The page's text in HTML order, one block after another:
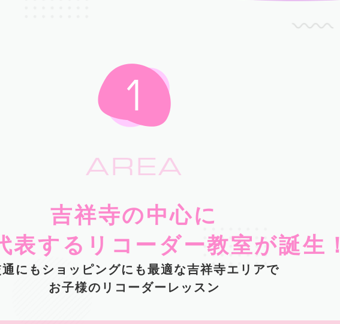
AREA
吉祥寺の中心に
表するリコーダー教室が誕生！
にもショッピングにも最適な吉祥寺エリアで
お子様のリコーダーレッスン